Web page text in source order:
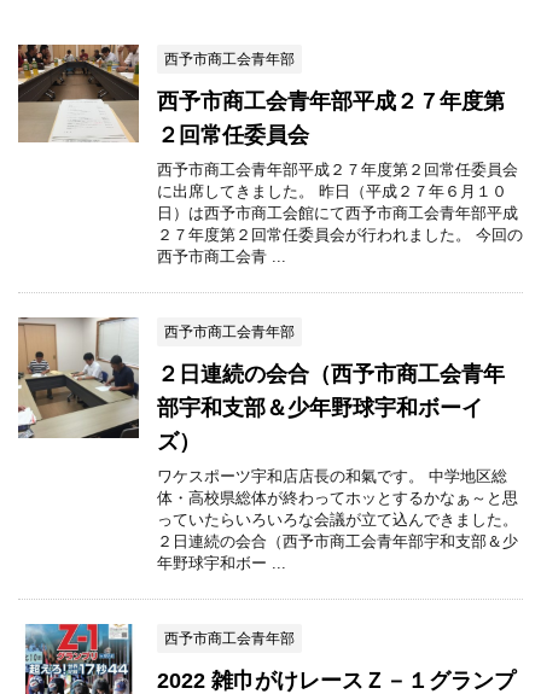
西予市商工会青年部
西予市商工会青年部平成２７年度第
２回常任委員会
西予市商工会青年部平成２７年度第２回常任委員会
に出席してきました。 昨日（平成２７年６月１０
日）は西予市商工会館にて西予市商工会青年部平成
２７年度第２回常任委員会が行われました。 今回の
西予市商工会青 ...
西予市商工会青年部
２日連続の会合（西予市商工会青年
部宇和支部＆少年野球宇和ボーイ
ズ）
ワケスポーツ宇和店店長の和氣です。 中学地区総
体・高校県総体が終わってホッとするかなぁ～と思
っていたらいろいろな会議が立て込んできました。
２日連続の会合（西予市商工会青年部宇和支部＆少
年野球宇和ボー ...
西予市商工会青年部
2022 雑巾がけレースＺ－１グランプ